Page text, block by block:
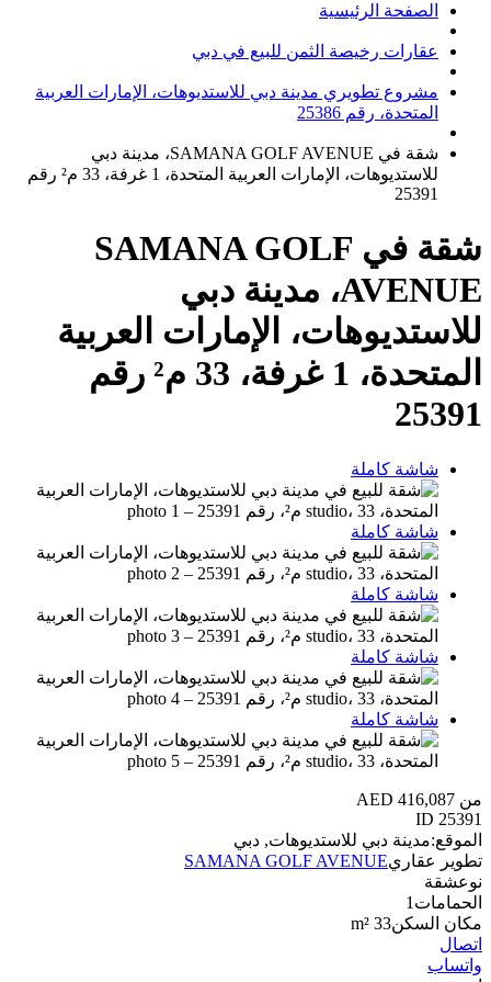
الصفحة الرئيسية
عقارات رخيصة الثمن للبيع في دبي
مشروع تطويري مدينة دبي للاستديوهات، الإمارات العربية
المتحدة، رقم 25386
شقة في SAMANA GOLF AVENUE، مدينة دبي
للاستديوهات، الإمارات العربية المتحدة، 1 غرفة، 33 م² رقم
25391
شقة في SAMANA GOLF
AVENUE، مدينة دبي
للاستديوهات، الإمارات العربية
المتحدة، 1 غرفة، 33 م² رقم
25391
شاشة كاملة
شاشة كاملة
شاشة كاملة
شاشة كاملة
شاشة كاملة
من AED 416,087
ID 25391
الموقع:مدينة دبي للاستديوهات, دبي
تطوير عقاريSAMANA GOLF AVENUE
نوعشقة
الحمامات 1
مكان السكن33 m²
اتصال
واتساب